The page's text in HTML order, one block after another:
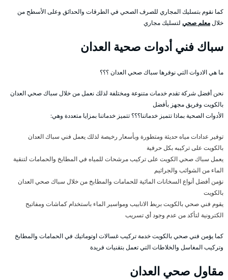
كما نقوم بتسليك المجاري للصرف الصحي في الطرقات والحدائق وعلى الأسطح من
خلالمعلم صحي لتسليك مجاري
سباك فني أدوات صحية العدان
ما هي الادوات التي نوفرها سباك صحي العدان ؟؟؟
نحن أفضل شركة تقدم خدمات متنوعة ومختلفة لذلك نعمل من خلال سباك صحي العدان
بالكويت وفريق مجهز بأفضل
الأدوات الصحية بماذا تتميز خدماتنا؟؟؟ تتميز خدماتنا بمزايا متعددة وهي:
توفير عدادات مياه حديثة ومتطورة وبأسعار رخيصة لذلك يعمل فني سباك العدان
بالكويت على تركيبه بكل حرفية
يعمل سباك صحي الكويت على تركيب مرشحات للمياه في المطابخ والحمامات لتنقية
الماء من الشوائب والجراثيم
نؤمن أفضل أنواع السخانات المائية للحمامات والمطابخ من خلال سباك صحي العدان
بالكويت
يقوم فني صحي بالكويت بربط الانابيب ومواسير الماء باستخدام كماشات ومفاتيح
الكترونية لتأكد من عدم وجود أي تسريب
كما يؤمن فني صحي بالكويت خدمة تركيب غسالات اوتوماتيك في الحمامات والمطابخ
وتركيب المغاسل والخلاطات التي تعمل بتقنيات فريدة
مقاول صحي العدان